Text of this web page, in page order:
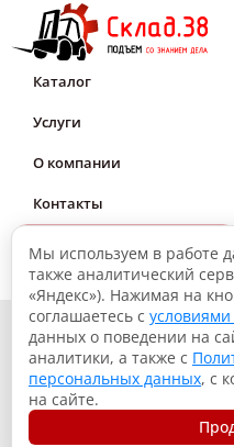
Каталог
Услуги
О компании
Контакты
© 2026, Склад.38: Подъем со знанием
Политика
Согласие на
Мы используем в работе
также аналитический
«Яндекс»). Нажимая на
соглашаетесь с
данных о поведении на
аналитики, а также с
персональных данных, с
на сайте.